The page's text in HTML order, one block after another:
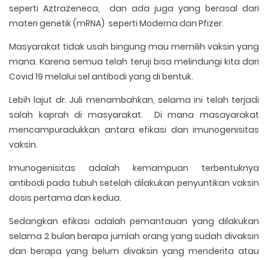
seperti Aztrazeneca, dan ada juga yang berasal dari
materi genetik (mRNA) seperti Moderna dan Pfizer.
Masyarakat tidak usah bingung mau memilih vaksin yang
mana. Karena semua telah teruji bisa melindungi kita dari
Covid 19 melalui sel antibodi yang di bentuk.
Lebih lajut dr. Juli menambahkan, selama ini telah terjadi
salah kaprah di masyarakat. Di mana masayarakat
mencampuradukkan antara efikasi dan imunogenisitas
vaksin.
Imunogenisitas adalah kemampuan terbentuknya
antibodi pada tubuh setelah dilakukan penyuntikan vaksin
dosis pertama dan kedua.
Sedangkan efikasi adalah pemantauan yang dilakukan
selama 2 bulan berapa jumlah orang yang sudah divaksin
dan berapa yang belum divaksin yang menderita atau